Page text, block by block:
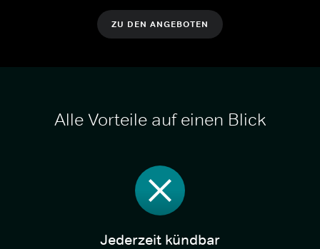
ZU DEN ANGEBOTEN
Alle Vorteile auf einen Blick
Jederzeit kündbar